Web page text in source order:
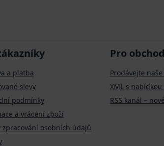
a platba
slevy
podmínky
a vrácení zboží
zpracování osobních údajů
Pro
Prodávejte
XML s
RSS kanál –